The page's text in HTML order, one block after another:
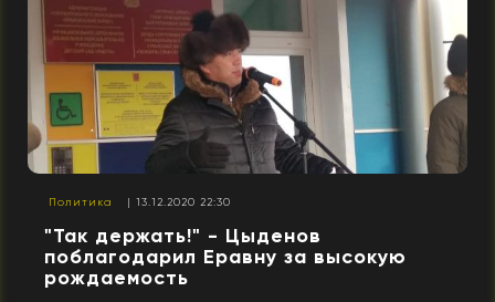
Политика | 13.12.2020 22:30
"Так держать!" - Цыденов
поблагодарил Еравну за высокую
рождаемость